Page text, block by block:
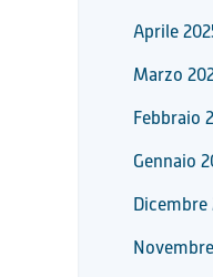
Aprile
Marzo
Febbraio
Gennaio
Dicembre